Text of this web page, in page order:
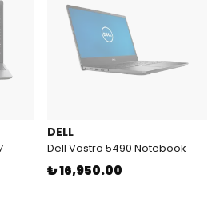
DELL
Dell Vostro 5490 Notebook
₺ 16,950.00